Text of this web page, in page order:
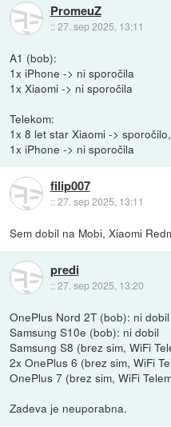
PromeuZ
::27. sep 2025, 13:11
A1 (bob):
1x iPhone -> ni sporočila
1x Xiaomi -> ni sporočila
Telekom:
1x 8 let star Xiaomi -> sporočilo,
1x iPhone -> ni sporočila
filip007
::27. sep 2025, 13:11
Sem dobil na Mobi, Xiaomi
predi
::27. sep 2025, 13:20
OnePlus Nord 2T (bob): ni dobil
Samsung S10e (bob): ni dobil
Samsung S8 (brez sim, WiFi
2x OnePlus 6 (brez sim, WiFi
OnePlus 7 (brez sim, WiFi
Zadeva je neuporabna.